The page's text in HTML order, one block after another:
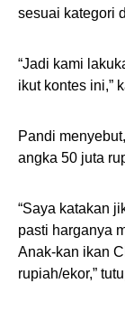
sesuai kategori
“Jadi kami
ikut kontes ini,”
Pandi
angka 50 juta
“Saya katakan
pasti harganya
Anak-kan ikan
rupiah/ekor,”